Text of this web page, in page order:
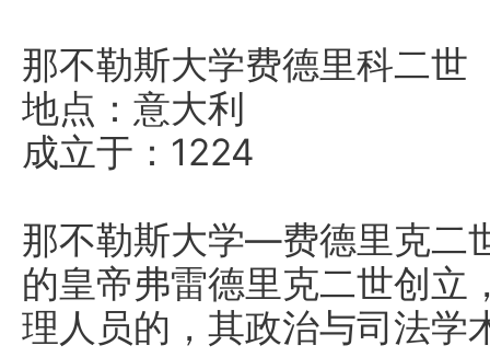
那不勒斯大学费德里科二世
地点：意大利
成立于：1224
那不勒斯大学—费德里克二
的皇帝弗雷德里克二世创立
理人员的，其政治与司法学